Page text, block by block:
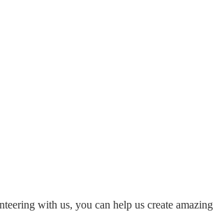
with us, you can help us create